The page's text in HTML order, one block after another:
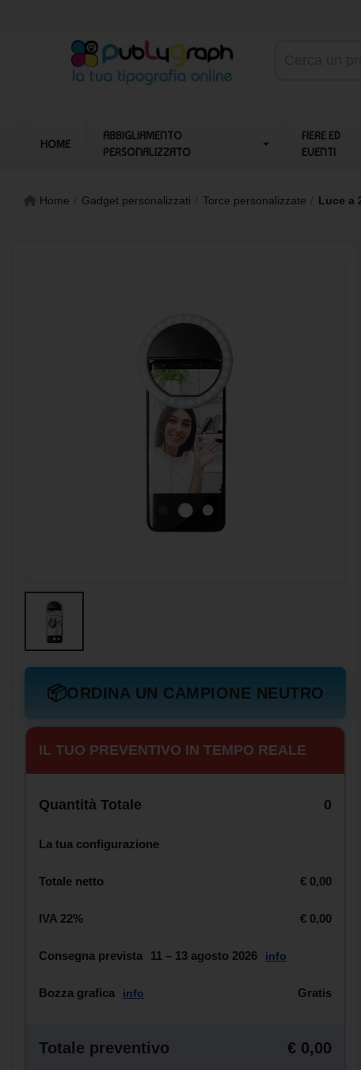
HOME
ABBIGLIAMENTO
PERSONALIZZATO
FIERE ED
EVENTI
Home Gadget personalizzati Torce personalizzate Luce a
📦ORDINA UN CAMPIONE NEUTRO
IL TUO PREVENTIVO IN TEMPO REALE
Quantità Totale 0
La tua configurazione
Totale netto € 0,00
IVA 22% € 0,00
Consegna prevista 11 – 13 agosto 2026 info
Bozza grafica info Gratis
Totale preventivo € 0,00